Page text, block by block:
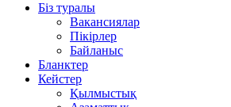
Біз туралы
Вакансиялар
Пікірлер
Байланыс
Бланктер
Кейстер
Қылмыстық